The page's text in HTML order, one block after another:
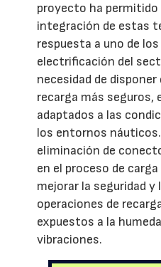
proyecto ha permitido
integración de estas
respuesta a uno de
electrificación del
necesidad de
recarga más seguros,
adaptados a las
los entornos
eliminación de
en el proceso de
mejorar la seguridad y
operaciones de
expuestos a la
vibraciones.